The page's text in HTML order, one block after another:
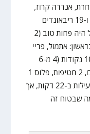
אנדרה קרוז,
שהצטיין באותו משחק (25 נקודות ו-19 ריבאונדים
בדרך למדד 40), שיחק אתמול אבל היה פחות טוב (2
בראשון: אתמול, פריי
נגס בהפרש במאני טיים בדרך ל-10 נקודות (4 מ-6
לשתיים, 2 מ-2 מהקו), 4 ריבאונדים, 2 חטיפות, פלוס 1
במדד הפלוס-מינוס ו-12 במדד היעילות ב-22 דקות, אך
שבטוח זה